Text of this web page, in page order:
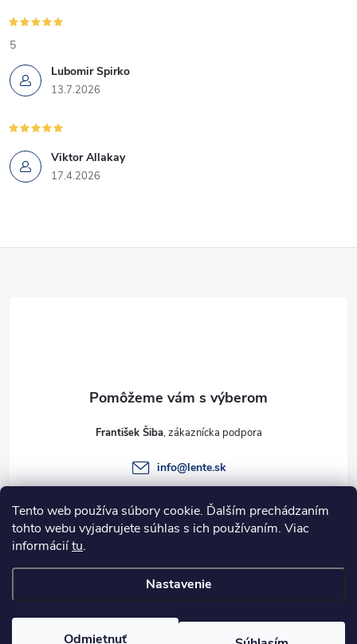
Tento web používa súbory cookie. Ďalším prechádzaním
tohto webu vyjadrujete súhlas s ich používaním. Viac
informáciítu.
Nastavenie
Odmietnuť
Lubomir Spirko
13.7.2026
5
Viktor Allakay
17.4.2026
e
František Šiba
info@lente.sk
Informácie pre vás
. Všetky práva vyhradené.